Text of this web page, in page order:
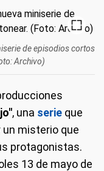
de episodios cortos
Archivo)
, una serie que
misterio que
protagonistas.
13 de mayo de